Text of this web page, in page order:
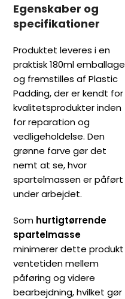
Egenskaber og
specifikationer
Produktet leveres i en
praktisk 180ml emballage
og fremstilles af Plastic
Padding, der er kendt for
kvalitetsprodukter inden
for reparation og
vedligeholdelse. Den
grønne farve gør det
nemt at se, hvor
spartelmassen er påført
under arbejdet.
Som hurtigtørrende
spartelmasse
minimerer dette produkt
ventetiden mellem
påføring og videre
bearbejdning, hvilket gør